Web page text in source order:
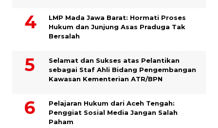
LMP Mada Jawa Barat: Hormati Proses
Hukum dan Junjung Asas Praduga Tak
Bersalah
Selamat dan Sukses atas Pelantikan
sebagai Staf Ahli Bidang Pengembangan
Kawasan Kementerian ATR/BPN
Pelajaran Hukum dari Aceh Tengah:
Penggiat Sosial Media Jangan Salah
Paham